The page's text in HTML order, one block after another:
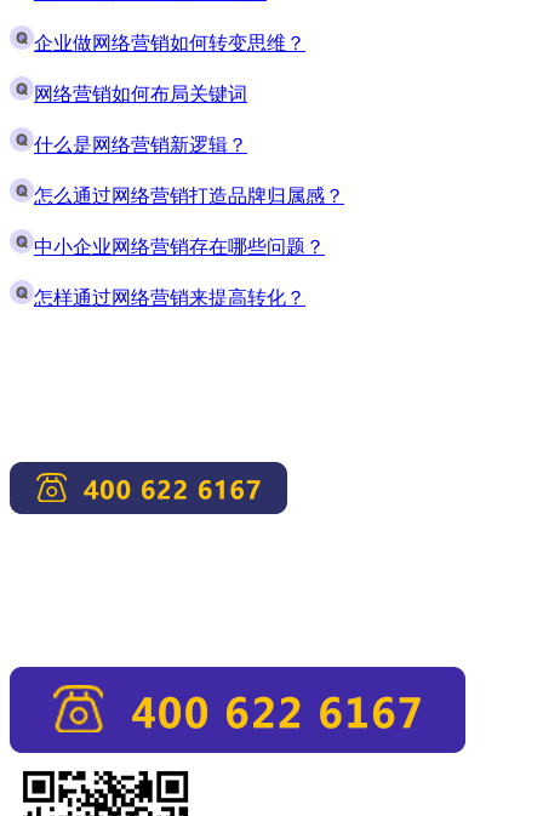
企业做网络营销如何转变思维？
网络营销如何布局关键词
什么是网络营销新逻辑？
怎么通过网络营销打造品牌归属感？
中小企业网络营销存在哪些问题？
怎样通过网络营销来提高转化？